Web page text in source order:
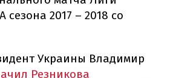
2017 – 2018 со
Украины Владимир
Резникова